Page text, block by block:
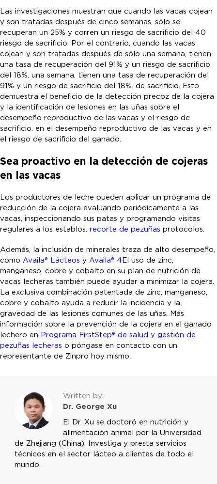
Las investigaciones muestran que cuando las vacas cojean
y son tratadas después de cinco semanas, sólo se
recuperan un 25% y corren un riesgo de sacrificio del 40
riesgo de sacrificio. Por el contrario, cuando las vacas
cojean y son tratadas después de sólo una semana, tienen
una tasa de recuperación del 91% y un riesgo de sacrificio
del 18%. una semana, tienen una tasa de recuperación del
91% y un riesgo de sacrificio del 18%. de sacrificio. Esto
demuestra el beneficio de la detección precoz de la cojera
y la identificación de lesiones en las uñas sobre el
desempeño reproductivo de las vacas y el riesgo de
sacrificio. en el desempeño reproductivo de las vacas y en
el riesgo de sacrificio del ganado.
Sea proactivo en la detección de cojeras
en las vacas
Los productores de leche pueden aplicar un programa de
reducción de la cojera evaluando periódicamente a las
vacas, inspeccionando sus patas y programando visitas
regulares a los establos. recorte de pezuñas protocolos.
Además, la inclusión de minerales traza de alto desempeño,
como Availa® Lácteos y Availa® 4El uso de zinc,
manganeso, cobre y cobalto en su plan de nutrición de
vacas lecheras también puede ayudar a minimizar la cojera.
La exclusiva combinación patentada de zinc, manganeso,
cobre y cobalto ayuda a reducir la incidencia y la
gravedad de las lesiones comunes de las uñas. Más
información sobre la prevención de la cojera en el ganado
lechero en Programa FirstStep® de salud y gestión de
pezuñas lecheras o póngase en contacto con un
representante de Zinpro hoy mismo.
Written by:
Dr. George Xu
El Dr. Xu se doctoró en nutrición y
alimentación animal por la Universidad
de Zhejiang (China). Investiga y presta servicios
técnicos en el sector lácteo a clientes de todo el
mundo.